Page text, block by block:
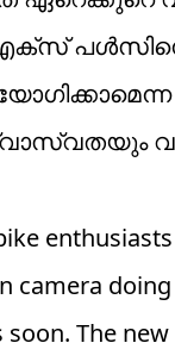
എക്‌സ്
camera
The